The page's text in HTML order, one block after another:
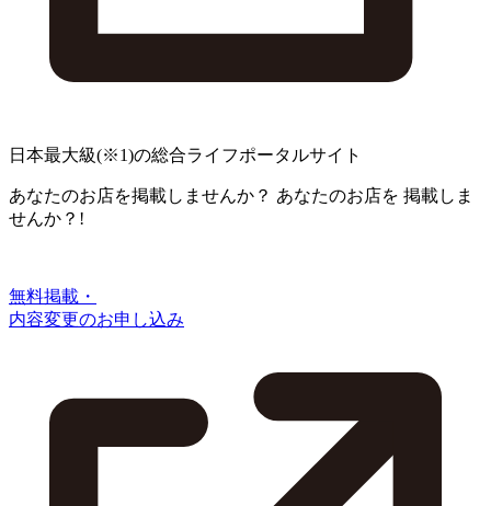
日本最大級(※1)の総合ライフポータルサイト
あなたのお店を掲載しませんか？ あなたのお店を 掲載しま
せんか？!
無料掲載・
内容変更のお申し込み